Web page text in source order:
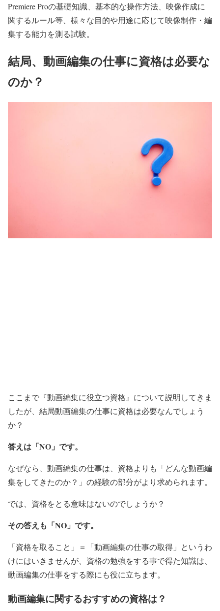
Premiere Proの基礎知識、基本的な操作方法、映像作成に
関するルール等、様々な目的や用途に応じて映像制作・編
集する能力を測る試験。
結局、動画編集の仕事に資格は必要な
のか？
ここまで『動画編集に役立つ資格』について説明してきま
したが、結局動画編集の仕事に資格は必要なんでしょう
か？
答えは「NO」です。
なぜなら、動画編集の仕事は、資格よりも「どんな動画編
集をしてきたのか？」の経験の部分がより求められます。
では、資格をとる意味はないのでしょうか？
その答えも「NO」です。
「資格を取ること」＝「動画編集の仕事の取得」というわ
けにはいきませんが、資格の勉強をする事で得た知識は、
動画編集の仕事をする際にも役に立ちます。
動画編集に関するおすすめの資格は？